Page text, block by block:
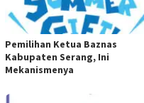
Pemilihan Ketua Baznas
Kabupaten Serang, Ini
Mekanismenya